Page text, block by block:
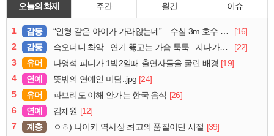
오늘의 화제 주간 월간 이슈
1 감동 “인형 같은 아이가 가라앉는데”…수심 3m 호수 뛰어든 60대 의인
[16]
2
감동 슥오더니 촤악.. 연기 뚫고는 가슴 툭툭.. 지나가던 아재의 정체
[22]
3
유머 나영석 피디가 1박2일때 출연자들을 굴린 배경 [19]
4
연예 뜻밖의 연예인 미담..jpg [24]
5
유머 파브리도 이해 안가는 한국 음식 [26]
6
연예 김채원 [12]
7
계층 ㅇㅎ) 나이키 역사상 최고의 품질이던 시절 [39]